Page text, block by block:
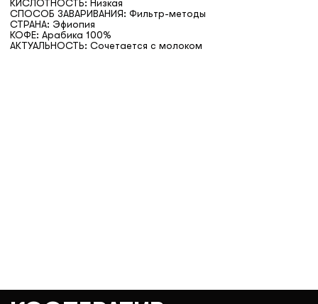
КИСЛОТНОСТЬ: Низкая
СПОСОБ ЗАВАРИВАНИЯ: Фильтр-методы
СТРАНА: Эфиопия
КОФЕ: Арабика 100%
АКТУАЛЬНОСТЬ: Сочетается с молоком